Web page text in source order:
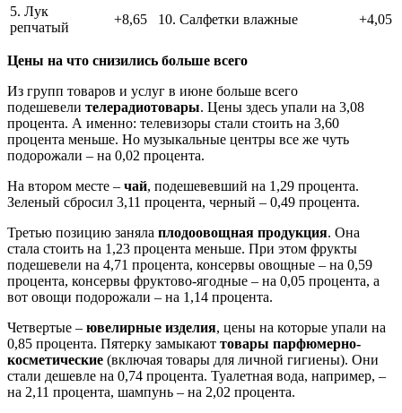
5. Лук
репчатый
+8,65 10. Салфетки влажные +4,05
Цены на что снизились больше всего
Из групп товаров и услуг в июне больше всего
подешевели телерадиотовары. Цены здесь упали на 3,08
процента. А именно: телевизоры стали стоить на 3,60
процента меньше. Но музыкальные центры все же чуть
подорожали – на 0,02 процента.
На втором месте – чай, подешевевший на 1,29 процента.
Зеленый сбросил 3,11 процента, черный – 0,49 процента.
Третью позицию заняла плодоовощная продукция. Она
стала стоить на 1,23 процента меньше. При этом фрукты
подешевели на 4,71 процента, консервы овощные – на 0,59
процента, консервы фруктово-ягодные – на 0,05 процента, а
вот овощи подорожали – на 1,14 процента.
Четвертые – ювелирные изделия, цены на которые упали на
0,85 процента. Пятерку замыкают товары парфюмерно-
косметические (включая товары для личной гигиены). Они
стали дешевле на 0,74 процента. Туалетная вода, например, –
на 2,11 процента, шампунь – на 2,02 процента.